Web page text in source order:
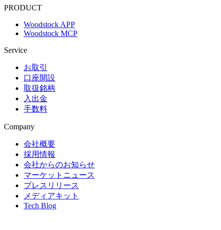
PRODUCT
Woodstock APP
Woodstock MCP
Service
お取引
口座開設
取扱銘柄
入出金
手数料
Company
会社概要
採用情報
会社からのお知らせ
マーケットニュース
プレスリリース
メディアキット
Tech Blog